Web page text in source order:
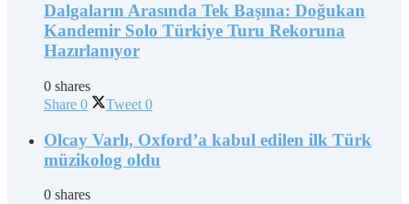
Dalgaların Arasında Tek Başına: Doğukan
Kandemir Solo Türkiye Turu Rekoruna
Hazırlanıyor
0 shares
Share 0 Tweet 0
Olcay Varlı, Oxford’a kabul edilen ilk Türk
müzikolog oldu
0 shares